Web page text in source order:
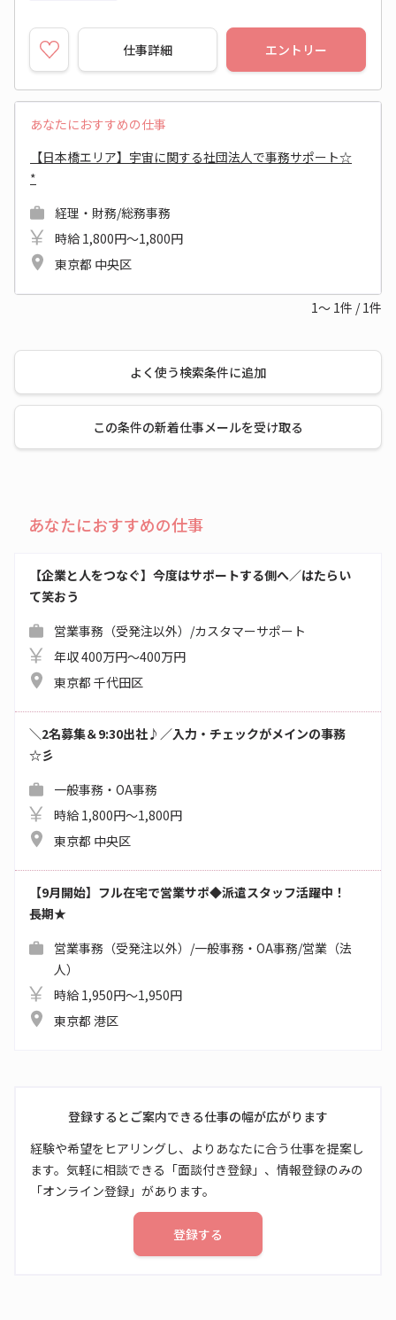
仕事詳細 エントリー
あなたにおすすめの仕事
【日本橋エリア】宇宙に関する社団法人で事務サポート☆
*
経理・財務/総務事務
時給 1,800円～1,800円
東京都 中央区
1～ 1件 / 1件
よく使う検索条件に追加
この条件の新着仕事メールを受け取る
あなたにおすすめの仕事
【企業と人をつなぐ】今度はサポートする側へ／はたらい
て笑おう
営業事務（受発注以外）/カスタマーサポート
年収 400万円～400万円
東京都 千代田区
＼2名募集＆9:30出社♪／入力・チェックがメインの事務
☆彡
一般事務・OA事務
時給 1,800円～1,800円
東京都 中央区
【9月開始】フル在宅で営業サポ◆派遣スタッフ活躍中！
長期★
営業事務（受発注以外）/一般事務・OA事務/営業（法
人）
時給 1,950円～1,950円
東京都 港区
登録するとご案内できる仕事の幅が広がります
経験や希望をヒアリングし、よりあなたに合う仕事を提案し
ます。気軽に相談できる「面談付き登録」、情報登録のみの
「オンライン登録」があります。
登録する